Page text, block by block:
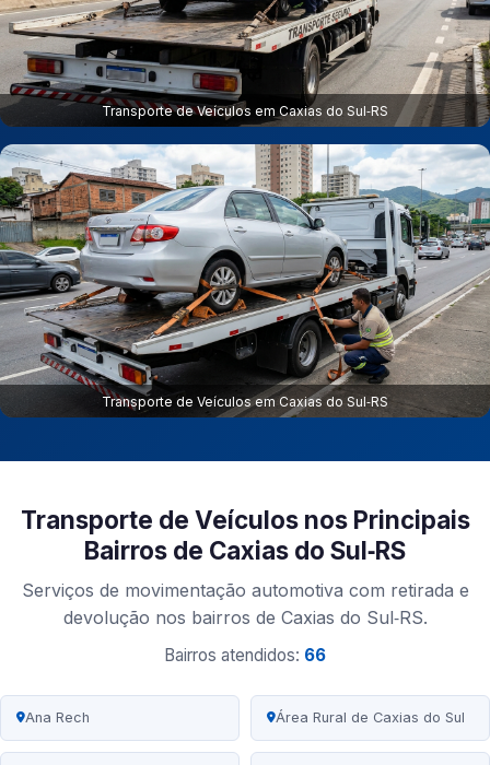
Transporte de Veículos em Caxias do Sul‑RS
Transporte de Veículos em Caxias do Sul‑RS
Transporte de Veículos nos Principais
Bairros de Caxias do Sul‑RS
Serviços de movimentação automotiva com retirada e
devolução nos bairros de Caxias do Sul‑RS.
Bairros atendidos: 66
Ana Rech Área Rural de Caxias do Sul